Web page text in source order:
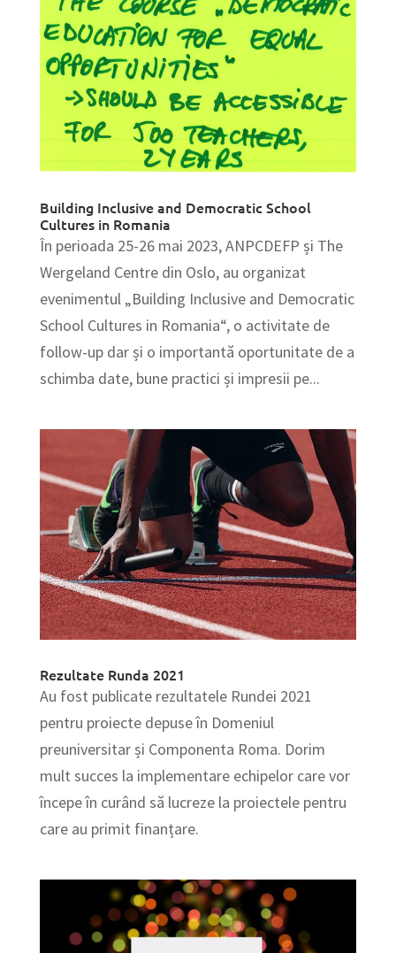
Building Inclusive and Democratic School
Cultures in Romania
În perioada 25-26 mai 2023, ANPCDEFP și The
Wergeland Centre din Oslo, au organizat
evenimentul „Building Inclusive and Democratic
School Cultures in Romania“, o activitate de
follow-up dar și o importantă oportunitate de a
schimba date, bune practici și impresii pe...
Rezultate Runda 2021
Au fost publicate rezultatele Rundei 2021
pentru proiecte depuse în Domeniul
preuniversitar și Componenta Roma. Dorim
mult succes la implementare echipelor care vor
începe în curând să lucreze la proiectele pentru
care au primit finanțare.